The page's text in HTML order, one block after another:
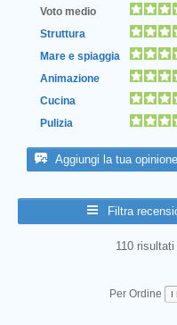
Voto medio
Struttura
Mare e spiaggia
Animazione
Cucina
Pulizia
Aggiungi la tua opinione
Filtra
110
Per Ordine